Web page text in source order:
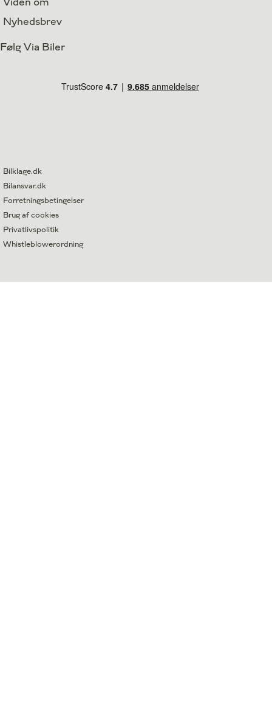
Nyhedsbrev
Følg Via Biler
Bilklage.dk
Bilansvar.dk
Forretningsbetingelser
Brug af cookies
Privatlivspolitik
Whistleblowerordning